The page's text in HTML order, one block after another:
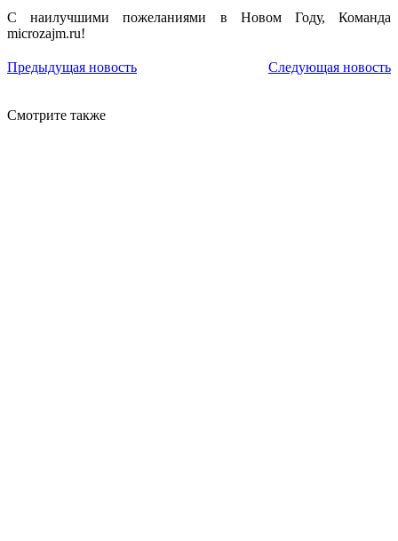
C наилучшими пожеланиями в Новом Году, Команда
microzajm.ru!
Предыдущая новость Следующая новость
Смотрите также